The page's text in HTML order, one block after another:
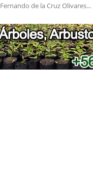
Fernando de la Cruz Olivares...